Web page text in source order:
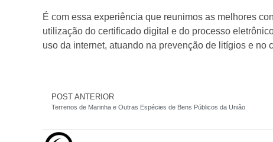
É com essa experiência que reunimos as melhores
utilização do certificado digital e do processo
uso da internet, atuando na prevenção de litígios e no
POST ANTERIOR
Terrenos de Marinha e Outras Espécies de Bens Públicos da União